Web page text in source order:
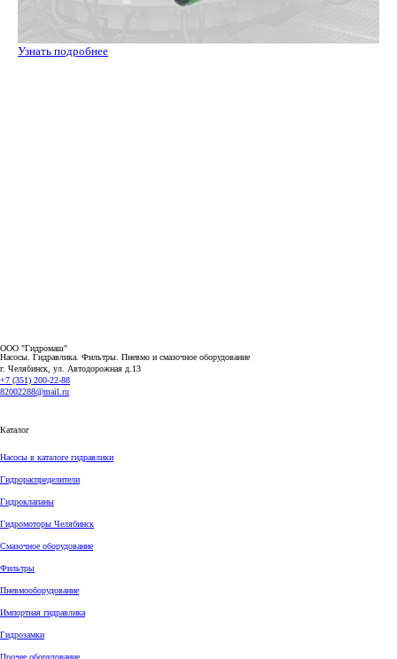
Узнать подробнее
ООО "Гидромаш"
Насосы. Гидравлика. Фильтры. Пневмо и смазочное оборудование
г. Челябинск, ул. Автодорожная д.13
+7 (351) 200-22-88
82002288@mail.ru
Каталог
Насосы в каталоге гидравлики
Гидрораспределители
Гидроклапаны
Гидромоторы Челябинск
Смазочное оборудование
Фильтры
Пневмооборудование
Импортная гидравлика
Гидрозамки
Прочее оборудование